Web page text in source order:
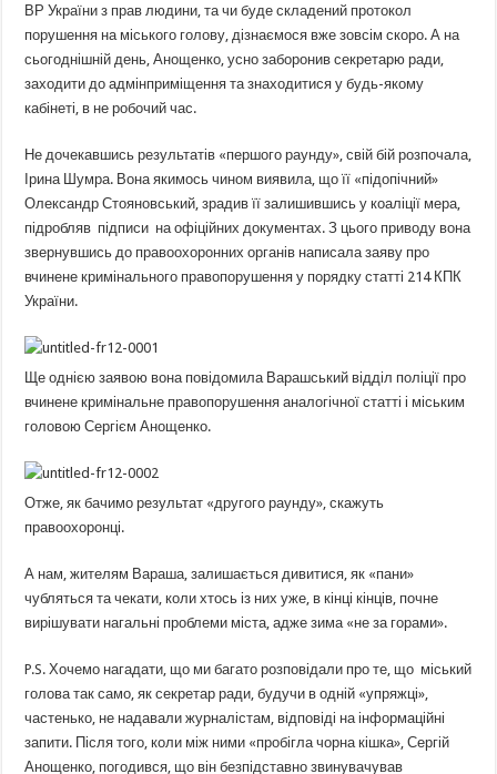
ВР України з прав людини, та чи буде складений протокол
порушення на міського голову, дізнаємося вже зовсім скоро. А на
сьогоднішній день, Анощенко, усно заборонив секретарю ради,
заходити до адмінприміщення та знаходитися у будь-якому
кабінеті, в не робочий час.
Не дочекавшись результатів «першого раунду», свій бій розпочала,
Ірина Шумра. Вона якимось чином виявила, що її «підопічний»
Олександр Стояновський, зрадив її залишившись у коаліції мера,
підробляв підписи на офіційних документах. З цього приводу вона
звернувшись до правоохоронних органів написала заяву про
вчинене кримінального правопорушення у порядку статті 214 КПК
України.
Ще однією заявою вона повідомила Варашський відділ поліції про
вчинене кримінальне правопорушення аналогічної статті і міським
головою Сергієм Анощенко.
Отже, як бачимо результат «другого раунду», скажуть
правоохоронці.
А нам, жителям Вараша, залишається дивитися, як «пани»
чубляться та чекати, коли хтось із них уже, в кінці кінців, почне
вирішувати нагальні проблеми міста, адже зима «не за горами».
P.S. Хочемо нагадати, що ми багато розповідали про те, що міський
голова так само, як секретар ради, будучи в одній «упряжці»,
частенько, не надавали журналістам, відповіді на інформаційні
запити. Після того, коли між ними «пробігла чорна кішка», Сергій
Анощенко, погодився, що він безпідставно звинувачував